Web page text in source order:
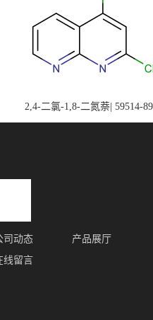
2,4-二氯-1,8-二氮萘| 59514-
司动态
产品展厅
线留言